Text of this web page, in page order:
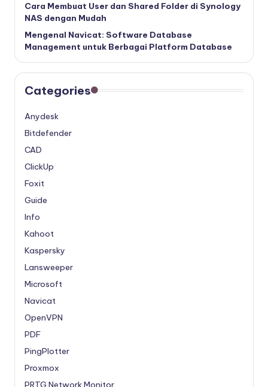
Cara Membuat User dan Shared Folder di Synology
NAS dengan Mudah
Mengenal Navicat: Software Database
Management untuk Berbagai Platform Database
Categories
Anydesk
Bitdefender
CAD
ClickUp
Foxit
Guide
Info
Kahoot
Kaspersky
Lansweeper
Microsoft
Navicat
OpenVPN
PDF
PingPlotter
Proxmox